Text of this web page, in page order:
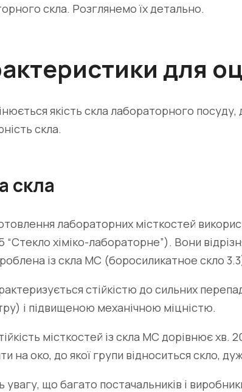
скла. Розглянемо їх детально.
для
якість скла лабораторного посуду,
скла.
скла
лабораторних місткостей
“Стекло хіміко-лабораторне”). Вони
із скла МС (боросиликатное скло
стійкістю до сильних
і підвищеною механічною міцністю.
місткостей із скла МС дорівнює хв.
на око, до якої групи відноситься скло,
увагу, що багато постачальників і